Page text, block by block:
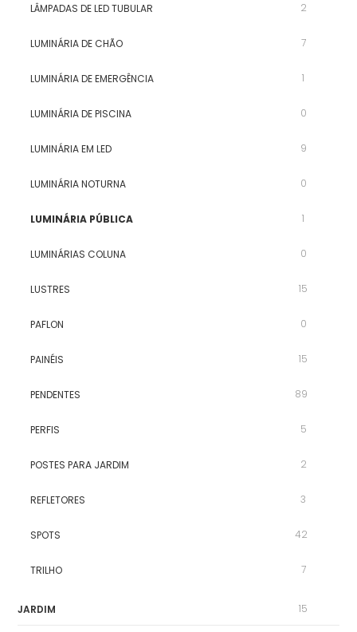
LÂMPADAS DE LED TUBULAR 2
LUMINÁRIA DE CHÃO 7
LUMINÁRIA DE EMERGÊNCIA 1
LUMINÁRIA DE PISCINA 0
LUMINÁRIA EM LED 9
LUMINÁRIA NOTURNA 0
LUMINÁRIA PÚBLICA 1
LUMINÁRIAS COLUNA 0
LUSTRES 15
PAFLON 0
PAINÉIS 15
PENDENTES 89
PERFIS 5
POSTES PARA JARDIM 2
REFLETORES 3
SPOTS 42
TRILHO 7
JARDIM 15